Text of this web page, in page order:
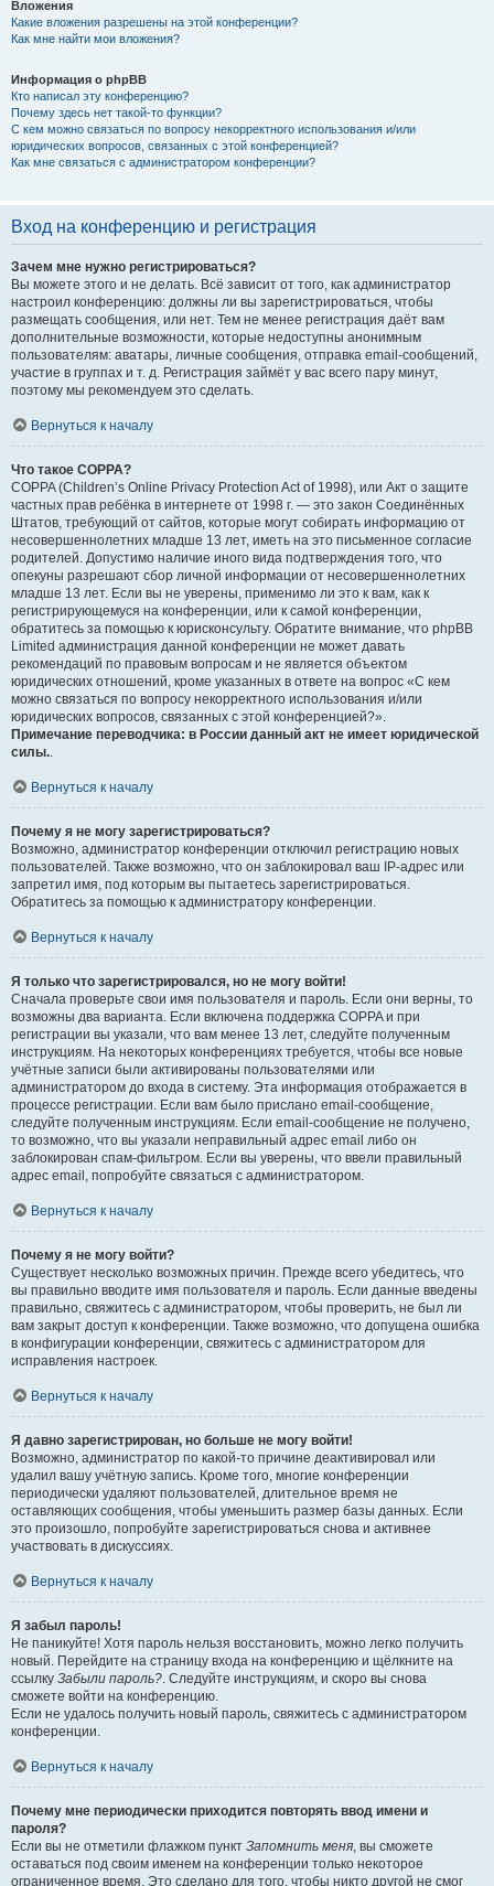
Вложения
Какие вложения разрешены на этой конференции?
Как мне найти мои вложения?
Информация о phpBB
Кто написал эту конференцию?
Почему здесь нет такой-то функции?
С кем можно связаться по вопросу некорректного использования и/или
юридических вопросов, связанных с этой конференцией?
Как мне связаться с администратором конференции?
Вход на конференцию и регистрация
Зачем мне нужно регистрироваться?
Вы можете этого и не делать. Всё зависит от того, как администратор
настроил конференцию: должны ли вы зарегистрироваться, чтобы
размещать сообщения, или нет. Тем не менее регистрация даёт вам
дополнительные возможности, которые недоступны анонимным
пользователям: аватары, личные сообщения, отправка email-сообщений,
участие в группах и т. д. Регистрация займёт у вас всего пару минут,
поэтому мы рекомендуем это сделать.
Вернуться к началу
Что такое COPPA?
COPPA (Children’s Online Privacy Protection Act of 1998), или Акт о защите
частных прав ребёнка в интернете от 1998 г. — это закон Соединённых
Штатов, требующий от сайтов, которые могут собирать информацию от
несовершеннолетних младше 13 лет, иметь на это письменное согласие
родителей. Допустимо наличие иного вида подтверждения того, что
опекуны разрешают сбор личной информации от несовершеннолетних
младше 13 лет. Если вы не уверены, применимо ли это к вам, как к
регистрирующемуся на конференции, или к самой конференции,
обратитесь за помощью к юрисконсульту. Обратите внимание, что phpBB
Limited администрация данной конференции не может давать
рекомендаций по правовым вопросам и не является объектом
юридических отношений, кроме указанных в ответе на вопрос «С кем
можно связаться по вопросу некорректного использования и/или
юридических вопросов, связанных с этой конференцией?».
Примечание переводчика: в России данный акт не имеет юридической
силы..
Вернуться к началу
Почему я не могу зарегистрироваться?
Возможно, администратор конференции отключил регистрацию новых
пользователей. Также возможно, что он заблокировал ваш IP-адрес или
запретил имя, под которым вы пытаетесь зарегистрироваться.
Обратитесь за помощью к администратору конференции.
Вернуться к началу
Я только что зарегистрировался, но не могу войти!
Сначала проверьте свои имя пользователя и пароль. Если они верны, то
возможны два варианта. Если включена поддержка COPPA и при
регистрации вы указали, что вам менее 13 лет, следуйте полученным
инструкциям. На некоторых конференциях требуется, чтобы все новые
учётные записи были активированы пользователями или
администратором до входа в систему. Эта информация отображается в
процессе регистрации. Если вам было прислано email-сообщение,
следуйте полученным инструкциям. Если email-сообщение не получено,
то возможно, что вы указали неправильный адрес email либо он
заблокирован спам-фильтром. Если вы уверены, что ввели правильный
адрес email, попробуйте связаться с администратором.
Вернуться к началу
Почему я не могу войти?
Существует несколько возможных причин. Прежде всего убедитесь, что
вы правильно вводите имя пользователя и пароль. Если данные введены
правильно, свяжитесь с администратором, чтобы проверить, не был ли
вам закрыт доступ к конференции. Также возможно, что допущена ошибка
в конфигурации конференции, свяжитесь с администратором для
исправления настроек.
Вернуться к началу
Я давно зарегистрирован, но больше не могу войти!
Возможно, администратор по какой-то причине деактивировал или
удалил вашу учётную запись. Кроме того, многие конференции
периодически удаляют пользователей, длительное время не
оставляющих сообщения, чтобы уменьшить размер базы данных. Если
это произошло, попробуйте зарегистрироваться снова и активнее
участвовать в дискуссиях.
Вернуться к началу
Я забыл пароль!
Не паникуйте! Хотя пароль нельзя восстановить, можно легко получить
новый. Перейдите на страницу входа на конференцию и щёлкните на
ссылку Забыли пароль?. Следуйте инструкциям, и скоро вы снова
сможете войти на конференцию.
Если не удалось получить новый пароль, свяжитесь с администратором
конференции.
Вернуться к началу
Почему мне периодически приходится повторять ввод имени и
пароля?
Если вы не отметили флажком пункт Запомнить меня, вы сможете
оставаться под своим именем на конференции только некоторое
ограниченное время. Это сделано для того, чтобы никто другой не смог